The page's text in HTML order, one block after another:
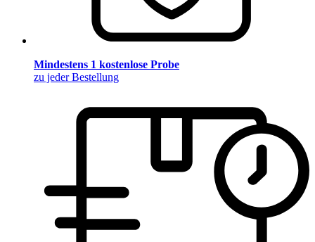
Mindestens 1 kostenlose Probe
zu jeder Bestellung